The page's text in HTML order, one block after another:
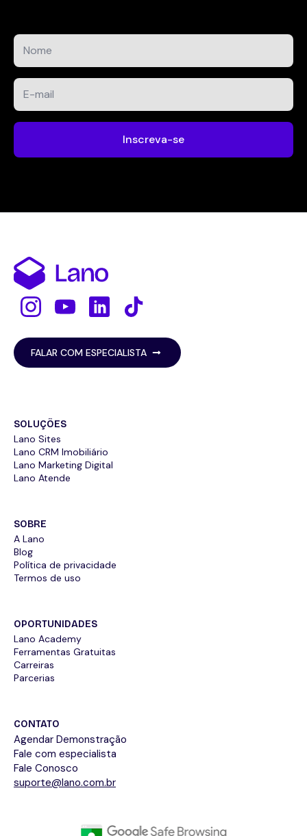
Nome
E-
mail
Inscreva-se
FALAR COM ESPECIALISTA
SOLUÇÕES
Lano Sites
Lano CRM Imobiliário
Lano Marketing Digital
Lano Atende
SOBRE
A Lano
Blog
Política de privacidade
Termos de uso
OPORTUNIDADES
Lano Academy
Ferramentas Gratuitas
Carreiras
Parcerias
CONTATO
Agendar Demonstração
Fale com especialista
Fale Conosco
suporte@lano.com.br